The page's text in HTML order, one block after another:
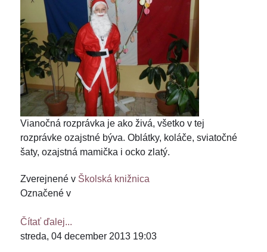
Vianočná rozprávka je ako živá, všetko v tej
rozprávke ozajstné býva. Oblátky, koláče, sviatočné
šaty, ozajstná mamička i ocko zlatý.
Zverejnené v Školská knižnica
Označené v
Čítať ďalej...
streda, 04 december 2013 19:03